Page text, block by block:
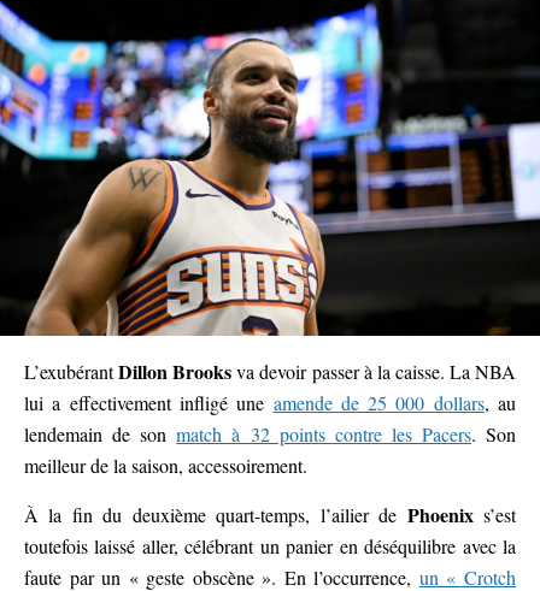
L’exubérantDillon Brooksva devoir passer à la caisse. La NBA
lui a effectivement infligé une amende de 25 000 dollars, au
lendemain de sonmatch à 32 points contre les Pacers. Son
meilleur de la saison, accessoirement.
À la fin du deuxième quart-temps, l’ailier de Phoenixs’est
toutefois laissé aller, célébrant un panier en déséquilibre avec la
faute par un « geste obscène ». En l’occurrence, un « Crotch